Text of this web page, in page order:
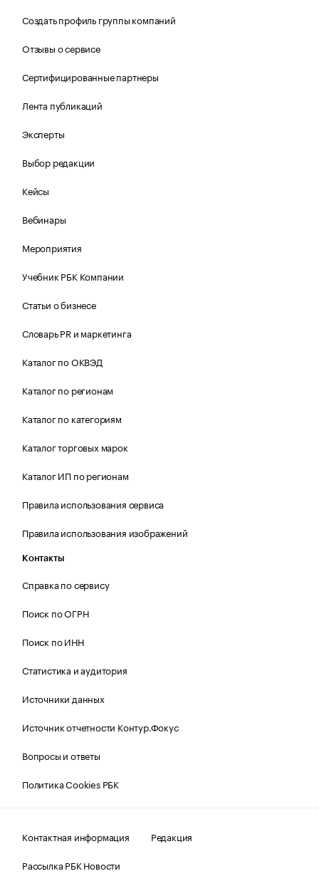
Создать профиль группы компаний
Отзывы о сервисе
Сертифицированные партнеры
Лента публикаций
Эксперты
Выбор редакции
Кейсы
Вебинары
Мероприятия
Учебник РБК Компании
Статьи о бизнесе
Словарь PR и маркетинга
Каталог по ОКВЭД
Каталог по регионам
Каталог по категориям
Каталог торговых марок
Каталог ИП по регионам
Правила использования сервиса
Правила использования изображений
Контакты
Справка по сервису
Поиск по ОГРН
Поиск по ИНН
Статистика и аудитория
Источники данных
Источник отчетности Контур.Фокус
Вопросы и ответы
Политика Cookies РБК
Контактная информация
Редакция
Рассылка РБК Новости